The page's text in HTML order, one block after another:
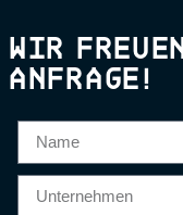
WIR
ANFRAGE!